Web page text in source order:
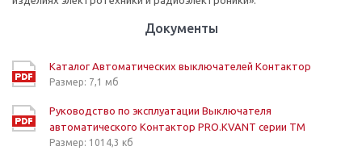
Документы
Каталог Автоматических выключателей Контактор
Размер: 7,1 мб
Руководство по эксплуатации Выключателя
автоматического Контактор PRO.KVANT серии TM
Размер: 1014,3 кб